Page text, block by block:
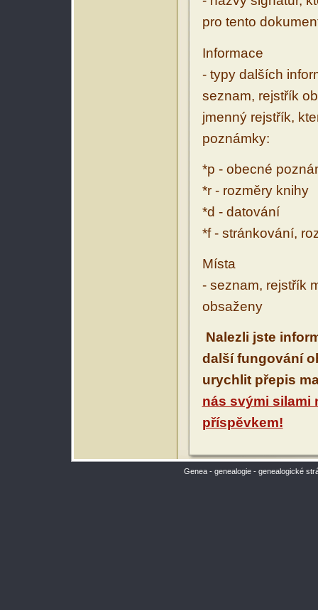
pro tento
Informace
- typy dalších
seznam, rejstřík
jmenný rejstřík,
poznámky:
*p - obecné
*r - rozměry knihy
*d - datování
*f - stránkování,
Místa
- seznam, rejstřík
obsaženy
Nalezli jste
další fungování
urychlit přepis
nás svými silami
příspěvkem!
Genea - genealogie - genealogické